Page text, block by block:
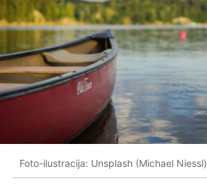
Foto-ilustracija: Unsplash (Michael Niessl)